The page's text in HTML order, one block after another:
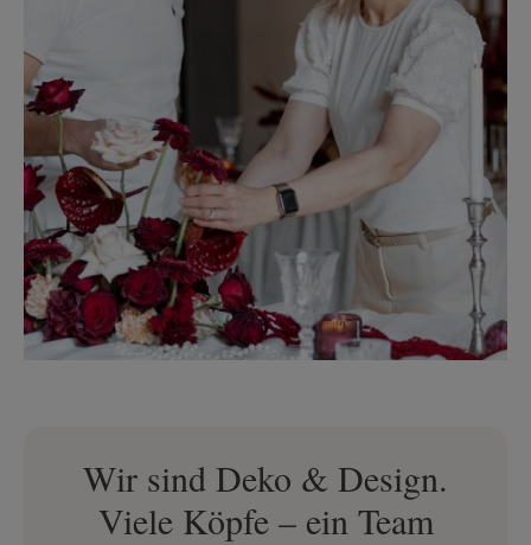
Wir sind Deko & Design.
Viele Köpfe – ein Team